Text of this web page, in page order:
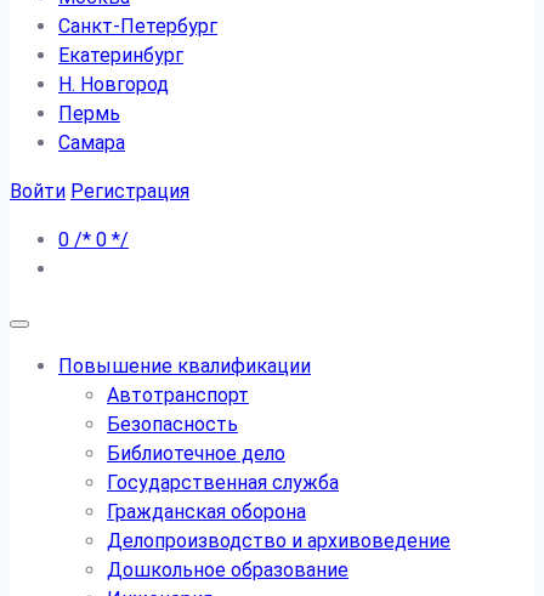
Санкт-Петербург
Екатеринбург
Н. Новгород
Пермь
Самара
Войти Регистрация
0 /* 0 */
Повышение квалификации
Автотранспорт
Безопасность
Библиотечное дело
Государственная служба
Гражданская оборона
Делопроизводство и архивоведение
Дошкольное образование